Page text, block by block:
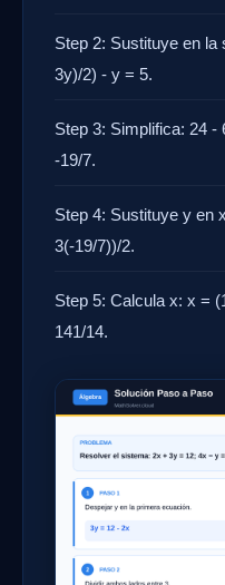
Step 2: Sustituye en la
3y)/2) - y = 5.
Step 3: Simplifica: 24
-19/7.
Step 4: Sustituye y en
3(-19/7))/2.
Step 5: Calcula x: x =
141/14.